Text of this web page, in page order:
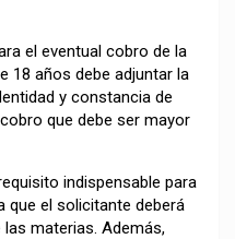
el eventual cobro de la
18 años debe adjuntar la
y constancia de
que debe ser mayor
indispensable para
que el solicitante deberá
materias. Además,